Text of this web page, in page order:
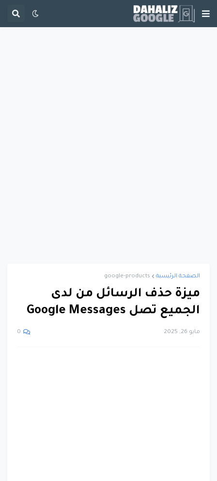
الصفحة الرئيسية google-products
ميزة حذف الرسائل من لدى
الجميع تصل Google Messages
مايو 26, 2025 0